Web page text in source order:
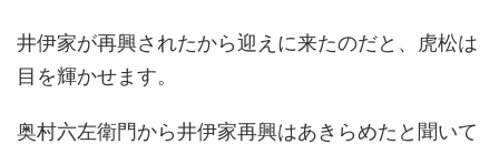
井伊家が再興されたから迎えに来たのだと、虎松は
目を輝かせます。
奥村六左衛門から井伊家再興はあきらめたと聞いて